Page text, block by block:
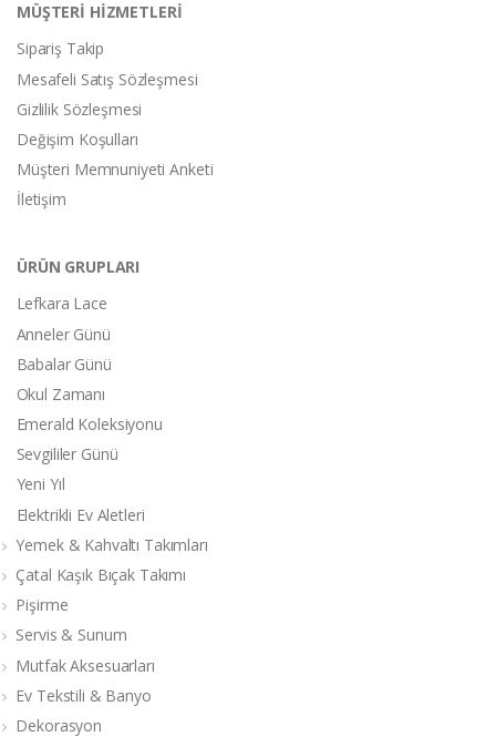
MÜŞTERİ HİZMETLERİ
Sipariş Takip
Mesafeli Satış Sözleşmesi
Gizlilik Sözleşmesi
Değişim Koşulları
Müşteri Memnuniyeti Anketi
İletişim
ÜRÜN GRUPLARI
Lefkara Lace
Anneler Günü
Babalar Günü
Okul Zamanı
Emerald Koleksiyonu
Sevgililer Günü
Yeni Yıl
Elektrikli Ev Aletleri
Yemek & Kahvaltı Takımları
Çatal Kaşık Bıçak Takımı
Pişirme
Servis & Sunum
Mutfak Aksesuarları
Ev Tekstili & Banyo
Dekorasyon